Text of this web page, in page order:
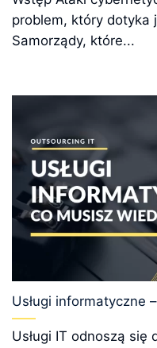
problem, który dotyka
Samorządy, które...
Usługi informatyczne
Usługi IT odnoszą się